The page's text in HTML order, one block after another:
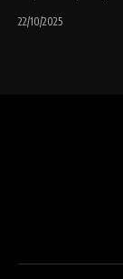
22/10/2025